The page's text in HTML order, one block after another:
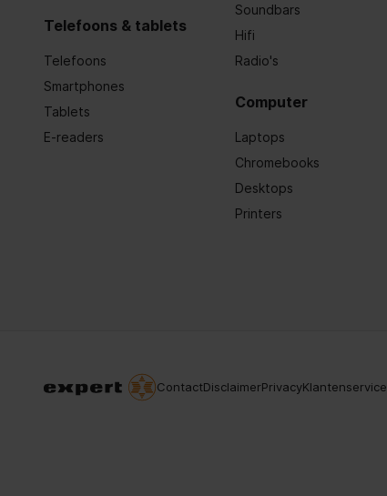
Telefoons & tablets
Telefoons
Smartphones
Tablets
E-readers
Soundbars
Hifi
Radio's
Computer
Laptops
Chromebooks
Desktops
Printers
ContactDisclaimerPrivacyKlantenservice